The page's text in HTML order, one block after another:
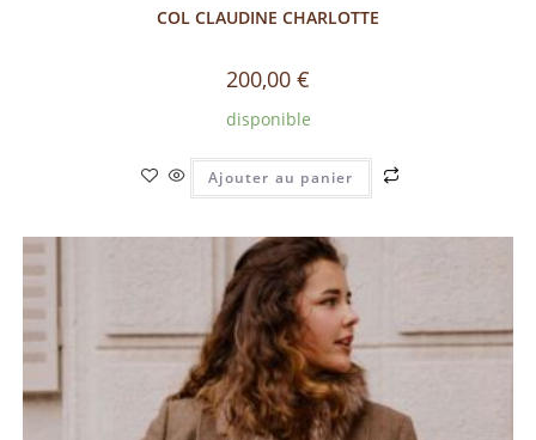
COL CLAUDINE CHARLOTTE
200,00 €
disponible
Ajouter au panier